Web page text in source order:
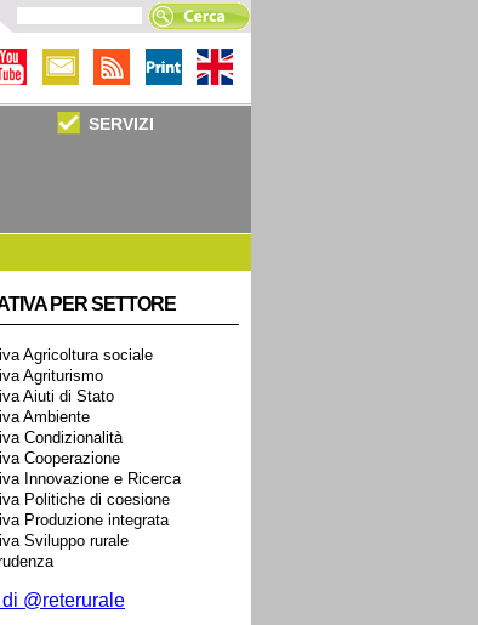
SERVIZI
PER SETTORE
Agricoltura sociale
Agriturismo
Aiuti di Stato
Ambiente
Condizionalità
Cooperazione
Innovazione e Ricerca
Politiche di coesione
Produzione integrata
Sviluppo rurale
@reterurale